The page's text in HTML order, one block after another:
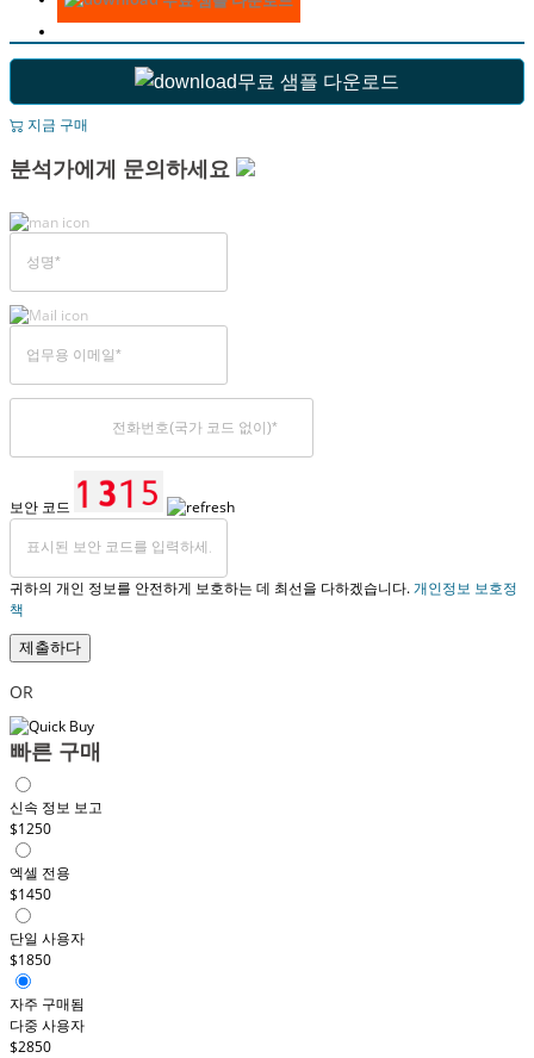
무료 샘플 다운로드
지금 구매
분석가에게 문의하세요
보안 코드
귀하의 개인 정보를 안전하게 보호하는 데 최선을 다하겠습니다.개인정보 보호정
책
제출하다
OR
빠른 구매
신속 정보 보고
$1250
엑셀 전용
$1450
단일 사용자
$1850
자주 구매됨
다중 사용자
$2850